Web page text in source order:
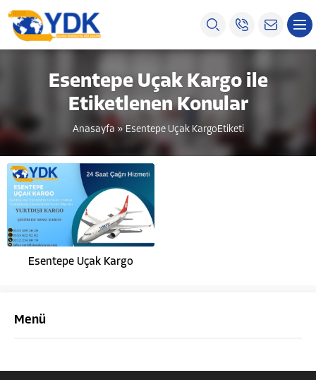
Esentepe Uçak Kargo ile
Etiketlenen Konular
Anasayfa »Esentepe Uçak KargoEtiketi
Esentepe Uçak Kargo
Menü